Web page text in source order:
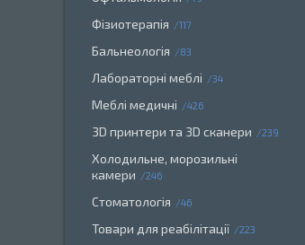
Фізиотерапія 117
Бальнеологія 83
Лабораторні меблі 34
Меблі медичні 426
3D принтери та 3D сканери 239
Холодильне, морозильні
камери
246
Стоматологія 46
Товари для реабілітації 223